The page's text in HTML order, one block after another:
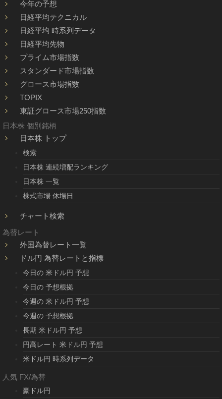
今年の予想
日経平均テクニカル
日経平均 時系列データ
日経平均先物
プライム市場指数
スタンダード市場指数
グロース市場指数
TOPIX
東証グロース市場250指数
日本株 個別銘柄
日本株 トップ
検索
日本株 連続増配ランキング
日本株 一覧
株式市場 休場日
チャート検索
為替レート
外国為替レート一覧
ドル円 為替レートと指標
今日の 米ドル円 予想
今日の 予想根拠
今週の 米ドル円 予想
今週の 予想根拠
長期 米ドル円 予想
円高レート 米ドル円 予想
米ドル円 時系列データ
人気 FX/為替
豪ドル円